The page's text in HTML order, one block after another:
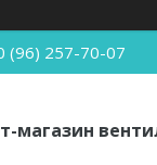
(96) 257-70-07
магазин